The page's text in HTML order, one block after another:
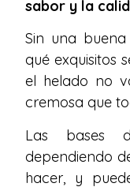
sabor y la
Sin una
qué exquisitos
el helado no
cremosa que
Las bases
dependiendo
hacer, y